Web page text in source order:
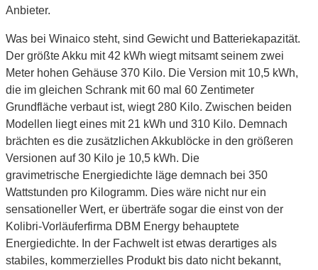
Anbieter.
Was bei Winaico steht, sind Gewicht und Batteriekapazität.
Der größte Akku mit 42 kWh wiegt mitsamt seinem zwei
Meter hohen Gehäuse 370 Kilo. Die Version mit 10,5 kWh,
die im gleichen Schrank mit 60 mal 60 Zentimeter
Grundfläche verbaut ist, wiegt 280 Kilo. Zwischen beiden
Modellen liegt eines mit 21 kWh und 310 Kilo. Demnach
brächten es die zusätzlichen Akkublöcke in den größeren
Versionen auf 30 Kilo je 10,5 kWh. Die
gravimetrische Energiedichte läge demnach bei 350
Wattstunden pro Kilogramm. Dies wäre nicht nur ein
sensationeller Wert, er überträfe sogar die einst von der
Kolibri-Vorläuferfirma DBM Energy behauptete
Energiedichte. In der Fachwelt ist etwas derartiges als
stabiles, kommerzielles Produkt bis dato nicht bekannt,